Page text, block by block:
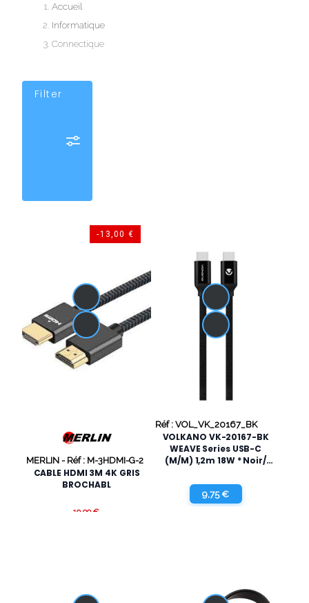
Accueil
Informatique
Connectique
Filter
MERLIN - Réf : M-3HDMI-G-2
CABLE HDMI 3M 4K GRIS
BROCHABL
19,99 €
-13,00 €
Réf : VOL_VK_20167_BK
VOLKANO VK-20167-BK
WEAVE Series USB-C
(M/M) 1,2m 18W * Noir/
9,75 €